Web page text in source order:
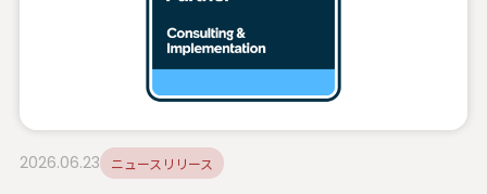
2026.06.23 ニュースリリース